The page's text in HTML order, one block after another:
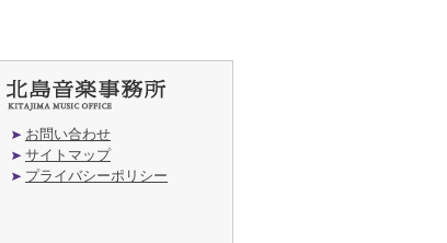
お問い合わせ
サイトマップ
プライバシーポリシー